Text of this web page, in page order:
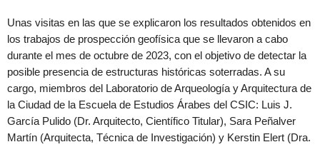
Unas visitas en las que se explicaron los resultados obtenidos en
los trabajos de prospección geofísica que se llevaron a cabo
durante el mes de octubre de 2023, con el objetivo de detectar la
posible presencia de estructuras históricas soterradas. A su
cargo, miembros del Laboratorio de Arqueología y Arquitectura de
la Ciudad de la Escuela de Estudios Árabes del CSIC: Luis J.
García Pulido (Dr. Arquitecto, Científico Titular), Sara Peñalver
Martín (Arquitecta, Técnica de Investigación) y Kerstin Elert (Dra.